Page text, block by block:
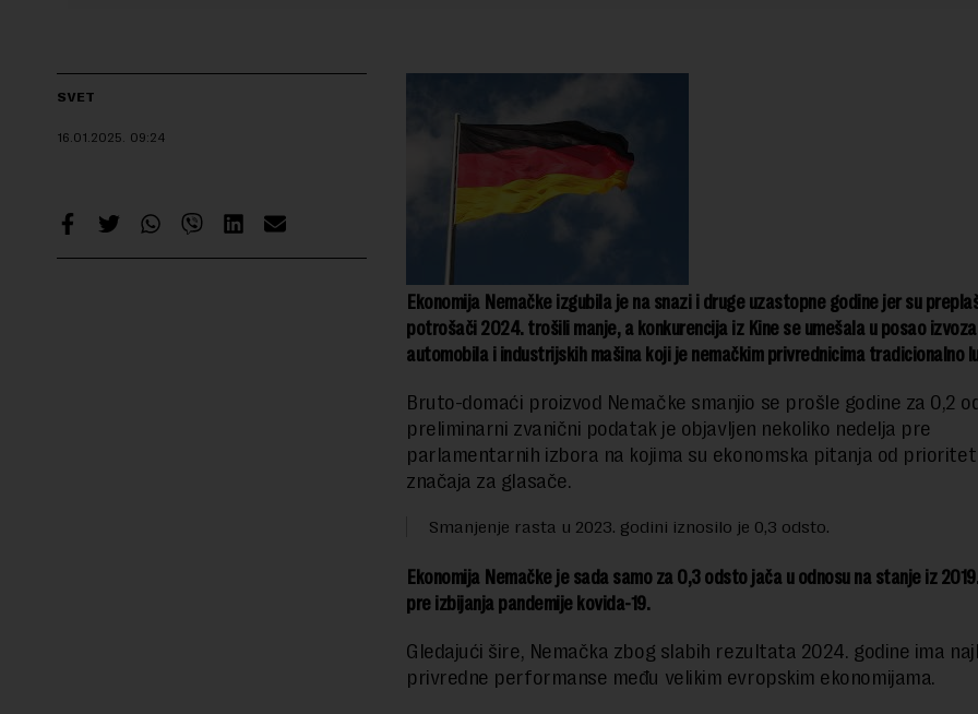
SVET
16.01.2025. 09:24
Ekonomija Nemačke izgubila je na snazi i druge uzastopne godine jer su
potrošači 2024. trošili manje, a konkurencija iz Kine se umešala u posao izvoza
automobila i industrijskih mašina koji je nemačkim privrednicima tradicionalno
Bruto-domaći proizvod Nemačke smanjio se prošle godine za 0,2
preliminarni zvanični podatak je objavljen nekoliko nedelja pre
parlamentarnih izbora na kojima su ekonomska pitanja od
značaja za glasače.
Smanjenje rasta u 2023. godini iznosilo je 0,3 odsto.
Ekonomija Nemačke je sada samo za 0,3 odsto jača u odnosu na stanje iz
pre izbijanja pandemije kovida-19.
Gledajući šire, Nemačka zbog slabih rezultata 2024. godine ima
privredne performanse među velikim evropskim ekonomijama.